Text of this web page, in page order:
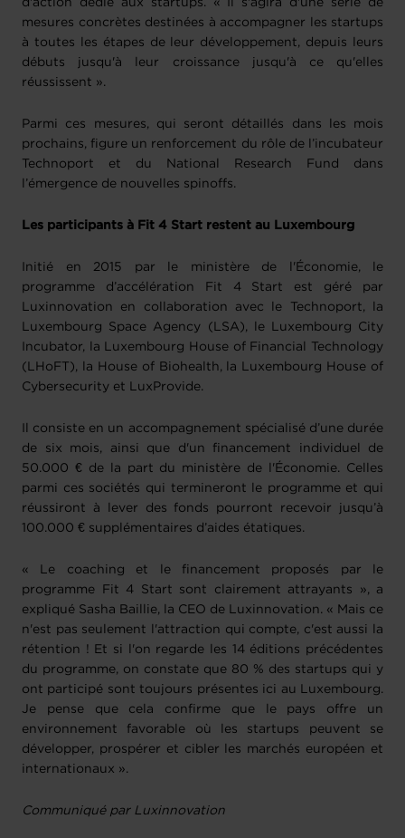
d'action dédié aux startups. « Il s'agira d'une série de
mesures concrètes destinées à accompagner les startups
à toutes les étapes de leur développement, depuis leurs
débuts jusqu'à leur croissance jusqu'à ce qu'elles
réussissent ».
Parmi ces mesures, qui seront détaillés dans les mois
prochains, figure un renforcement du rôle de l’incubateur
Technoport et du National Research Fund dans
l’émergence de nouvelles spinoffs.
Les participants à Fit 4 Start restent au Luxembourg
Initié en 2015 par le ministère de l'Économie, le
programme d’accélération Fit 4 Start est géré par
Luxinnovation en collaboration avec le Technoport, la
Luxembourg Space Agency (LSA), le Luxembourg City
Incubator, la Luxembourg House of Financial Technology
(LHoFT), la House of Biohealth, la Luxembourg House of
Cybersecurity et LuxProvide.
Il consiste en un accompagnement spécialisé d’une durée
de six mois, ainsi que d'un financement individuel de
50.000 € de la part du ministère de l'Économie. Celles
parmi ces sociétés qui termineront le programme et qui
réussiront à lever des fonds pourront recevoir jusqu’à
100.000 € supplémentaires d’aides étatiques.
« Le coaching et le financement proposés par le
programme Fit 4 Start sont clairement attrayants », a
expliqué Sasha Baillie, la CEO de Luxinnovation. « Mais ce
n'est pas seulement l'attraction qui compte, c'est aussi la
rétention ! Et si l'on regarde les 14 éditions précédentes
du programme, on constate que 80 % des startups qui y
ont participé sont toujours présentes ici au Luxembourg.
Je pense que cela confirme que le pays offre un
environnement favorable où les startups peuvent se
développer, prospérer et cibler les marchés européen et
internationaux ».
Communiqué par Luxinnovation